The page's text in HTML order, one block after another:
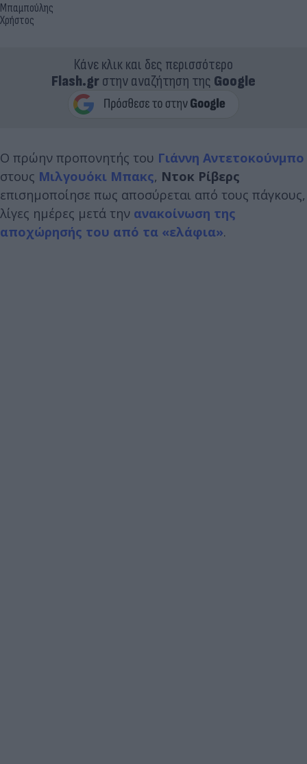
Μπαμπούλης
Χρήστος
Κάνε κλικ και δες περισσότερο
Flash.grστην αναζήτηση της Google
Ο πρώην προπονητής του Γιάννη Αντετοκούνμπο
στους Μιλγουόκι Μπακς, Ντοκ Ρίβερς
επισημοποίησε πως αποσύρεται από τους πάγκους,
λίγες ημέρες μετά την ανακοίνωση της
αποχώρησής του από τα «ελάφια».